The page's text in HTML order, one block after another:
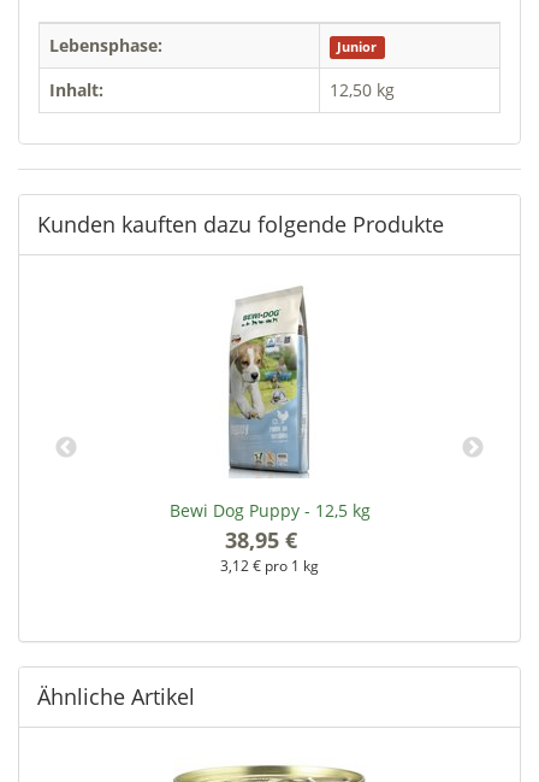
Lebensphase: Junior
Inhalt: 12,50 kg
Kunden kauften dazu folgende Produkte
Bewi Dog Puppy - 12,5 kg
38,95 €
3,12 € pro 1 kg
Ähnliche Artikel